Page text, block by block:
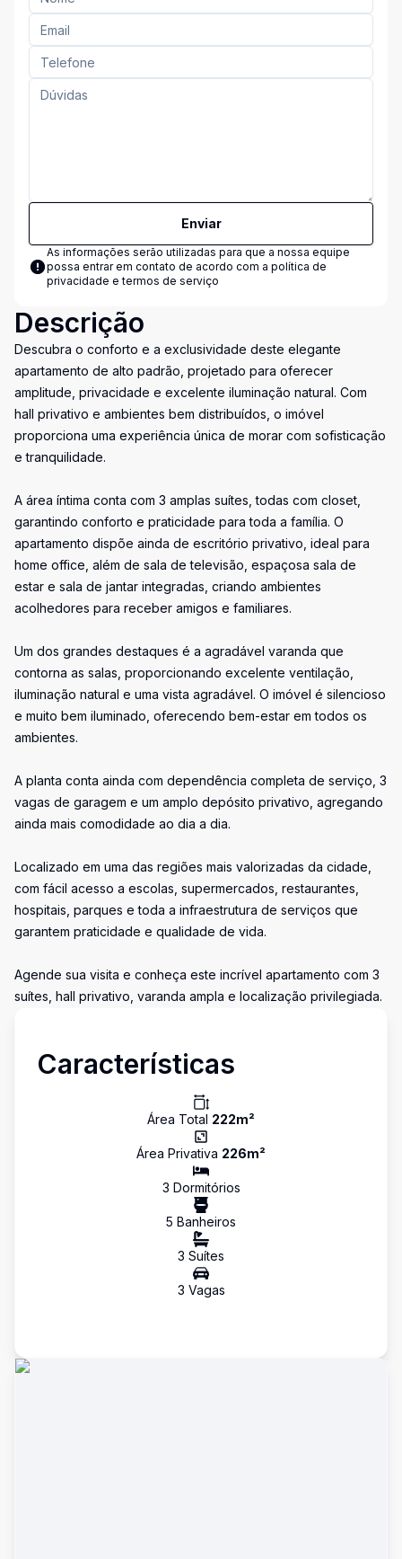
Enviar
As informações serão utilizadas para que a nossa equipe
possa entrar em contato de acordo com a política de
privacidade e termos de serviço
Descrição
Descubra o conforto e a exclusividade deste elegante
apartamento de alto padrão, projetado para oferecer
amplitude, privacidade e excelente iluminação natural. Com
hall privativo e ambientes bem distribuídos, o imóvel
proporciona uma experiência única de morar com sofisticação
e tranquilidade.
A área íntima conta com 3 amplas suítes, todas com closet,
garantindo conforto e praticidade para toda a família. O
apartamento dispõe ainda de escritório privativo, ideal para
home office, além de sala de televisão, espaçosa sala de
estar e sala de jantar integradas, criando ambientes
acolhedores para receber amigos e familiares.
Um dos grandes destaques é a agradável varanda que
contorna as salas, proporcionando excelente ventilação,
iluminação natural e uma vista agradável. O imóvel é silencioso
e muito bem iluminado, oferecendo bem-estar em todos os
ambientes.
A planta conta ainda com dependência completa de serviço, 3
vagas de garagem e um amplo depósito privativo, agregando
ainda mais comodidade ao dia a dia.
Localizado em uma das regiões mais valorizadas da cidade,
com fácil acesso a escolas, supermercados, restaurantes,
hospitais, parques e toda a infraestrutura de serviços que
garantem praticidade e qualidade de vida.
Agende sua visita e conheça este incrível apartamento com 3
suítes, hall privativo, varanda ampla e localização privilegiada.
Características
Área Total 222m²
Área Privativa 226m²
3 Dormitórios
5 Banheiros
3 Suítes
3 Vagas